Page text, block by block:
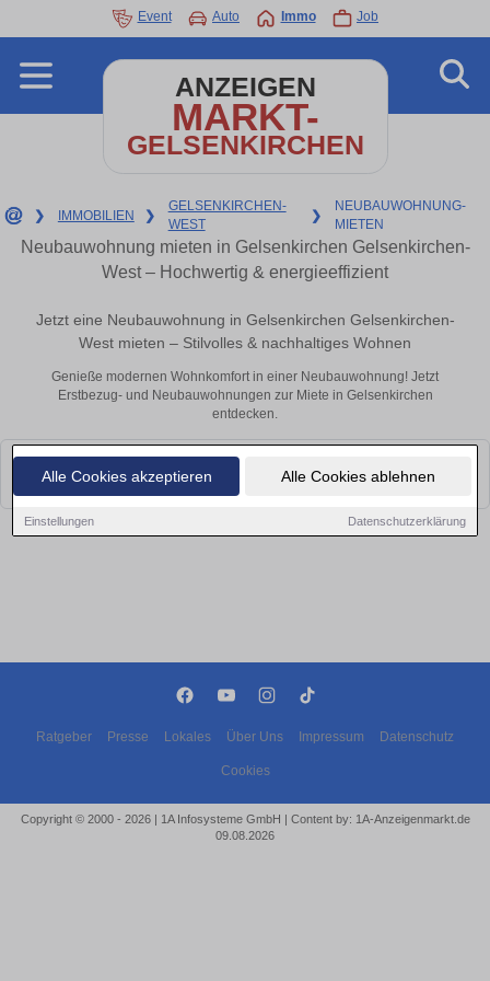
Alle Cookies akzeptieren Alle Cookies ablehnen
Einstellungen Datenschutzerklärung
Event Auto Immo Job
ANZEIGEN
MARKT-
GELSENKIRCHEN
❯ IMMOBILIEN ❯
GELSENKIRCHEN-
WEST
❯
NEUBAUWOHNUNG-
MIETEN
Neubauwohnung mieten in Gelsenkirchen Gelsenkirchen-
West – Hochwertig & energieeffizient
Jetzt eine Neubauwohnung in Gelsenkirchen Gelsenkirchen-
West mieten – Stilvolles & nachhaltiges Wohnen
Genieße modernen Wohnkomfort in einer Neubauwohnung! Jetzt
Erstbezug- und Neubauwohnungen zur Miete in Gelsenkirchen
entdecken.
Leider konnten wir derzeit keine passenden Objekte finden. Schauen Sie
bald wieder vorbei!
Ratgeber Presse Lokales Über Uns Impressum Datenschutz
Cookies
Copyright © 2000 - 2026 | 1A Infosysteme GmbH | Content by: 1A-Anzeigenmarkt.de
09.08.2026